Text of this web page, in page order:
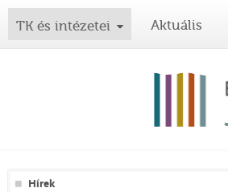
TK és intézetei Aktuális
Hírek